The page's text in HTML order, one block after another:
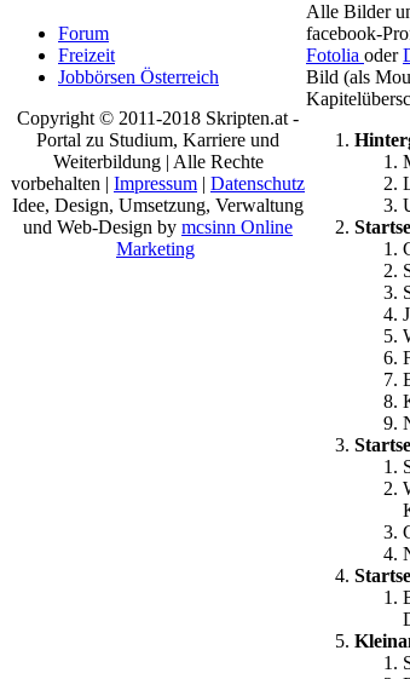
Alle Bilder
facebook-
Fotolia oder
Bild (als
Forum
Freizeit
Jobbörsen Österreich
Copyright © 2011-2018 Skripten.at -
Portal zu Studium, Karriere und
Weiterbildung | Alle Rechte
vorbehalten | Impressum | Datenschutz
Idee, Design, Umsetzung, Verwaltung
und Web-Design by mcsinn Online
Marketing